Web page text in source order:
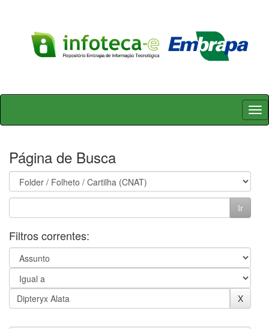
Skip
Página de Busca
Filtros correntes: